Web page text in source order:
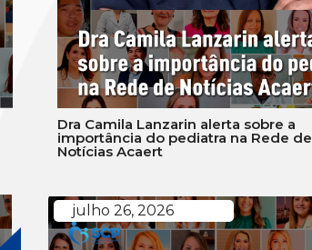
Dra Camila Lanzarin alerta sobre a
importância do pediatra na Rede de
Notícias Acaert
julho 26, 2026